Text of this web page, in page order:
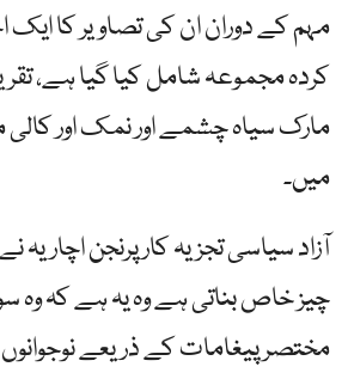
مہم کے دوران ان کی تصاویر کا ایک
کردہ مجموعہ شامل کیا گیا ہے،
مارک سیاہ چشمے اور نمک اور کالی
میں۔
آزاد سیاسی تجزیہ کار پرنجن اچاریہ
چیز خاص بناتی ہے وہ یہ ہے کہ وہ
مختصر پیغامات کے ذریعے